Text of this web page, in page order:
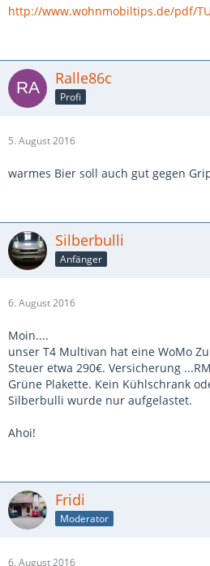
http://www.wohnmobiltips.de/pdf/
Ralle86c
Profi
5. August 2016
warmes Bier soll auch gut gegen
Silberbulli
Anfänger
6. August 2016
Moin....
unser T4 Multivan hat eine WoMo
Steuer etwa 290€. Versicherung
Grüne Plakette. Kein Kühlschrank
Silberbulli wurde nur aufgelastet.
Ahoi!
Fridi
Moderator
6. August 2016